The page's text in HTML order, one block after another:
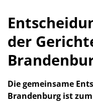
der
Die gemeinsame
Brandenburg ist